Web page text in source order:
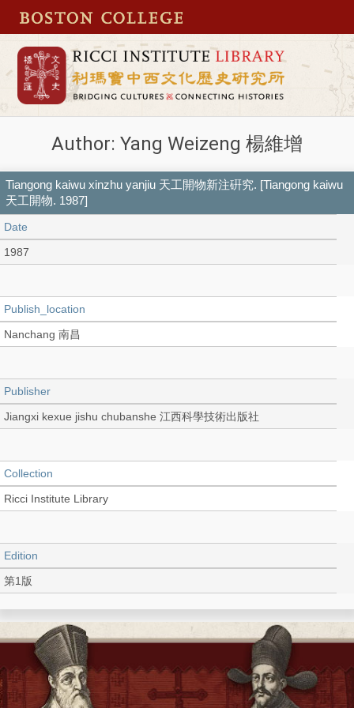
Author: Yang Weizeng 楊維增
Tiangong kaiwu xinzhu yanjiu 天工開物新注硏究. [Tiangong kaiwu
天工開物. 1987]
Date
1987
Publish_location
Nanchang 南昌
Publisher
Jiangxi kexue jishu chubanshe 江西科學技術出版社
Collection
Ricci Institute Library
Edition
第1版
Language
Chinese 中文[簡體]